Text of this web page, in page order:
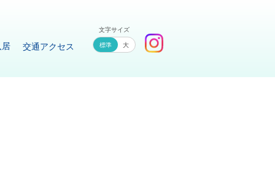
交通アクセス
文字サイズ
大